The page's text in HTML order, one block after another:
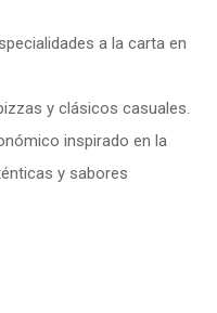
a la carta en
y clásicos casuales.
inspirado en la
y sabores